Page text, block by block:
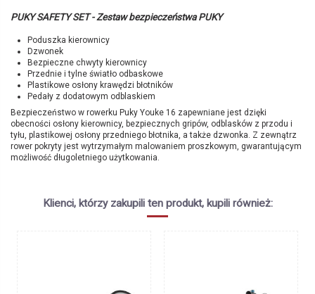
PUKY SAFETY SET - Zestaw bezpieczeństwa PUKY
Poduszka kierownicy
Dzwonek
Bezpieczne chwyty kierownicy
Przednie i tylne światło odbaskowe
Plastikowe osłony krawędzi błotników
Pedały z dodatowym odblaskiem
Bezpieczeństwo w rowerku Puky Youke 16 zapewniane jest dzięki
obecności osłony kierownicy, bezpiecznych gripów, odblasków z przodu i
tyłu, plastikowej osłony przedniego błotnika, a także dzwonka. Z zewnątrz
rower pokryty jest wytrzymałym malowaniem proszkowym, gwarantującym
możliwość długoletniego użytkowania.
Symbol producenta
zielony
Klienci, którzy zakupili ten produkt, kupili również: